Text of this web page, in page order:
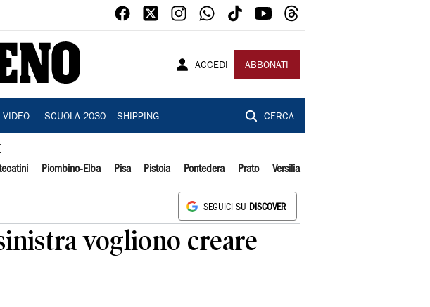
ACCEDI ABBONATI
VIDEO SCUOLA 2030 SHIPPING CERCA
Piombino-Elba Pisa Pistoia Pontedera Prato Versilia
SEGUICI SU DISCOVER
vogliono creare